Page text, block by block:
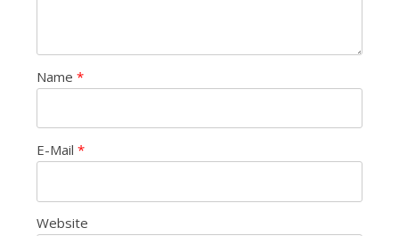
Name *
E-Mail *
Website